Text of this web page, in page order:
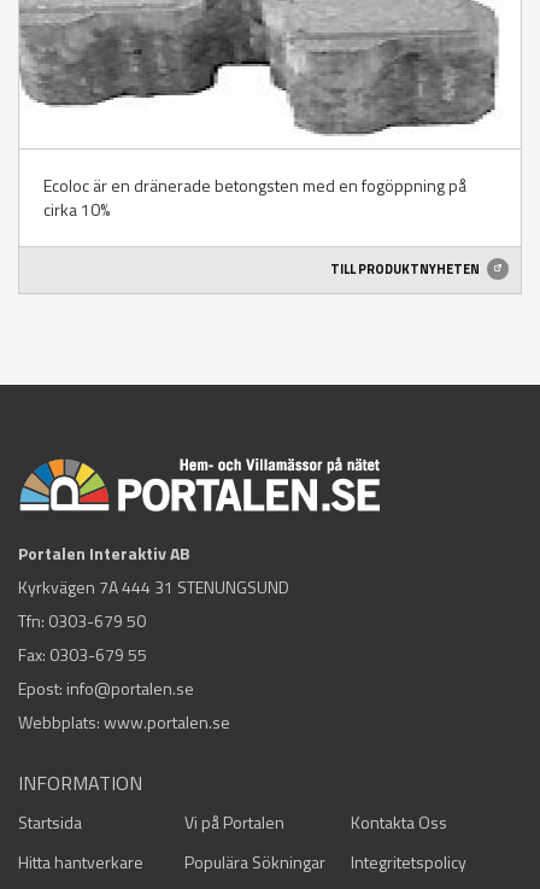
Ecoloc är en dränerade betongsten med en fogöppning på
cirka 10%
TILL PRODUKTNYHETEN
Portalen Interaktiv AB
Kyrkvägen 7A 444 31 STENUNGSUND
Tfn: 0303-679 50
Fax: 0303-679 55
Epost: info@portalen.se
Webbplats: www.portalen.se
INFORMATION
Startsida Vi på Portalen
Kontakta Oss
Hitta hantverkare
Populära Sökningar Integritetspolicy